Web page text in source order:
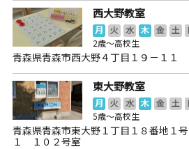
西大野教室
月 火 水 木 金 土
2歳～高校生
青森県青森市西大野４丁目１９－１１
東大野教室
月 火 水 木 金 土
5歳～高校生
青森県青森市東大野１丁目１８番地１
１ １０２号室